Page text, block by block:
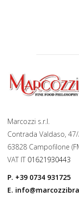
Marcozzi s.r.l.
Contrada Valdaso,
63828 Campofilone
VAT IT 01621930443
P. +39 0734 931725
E.